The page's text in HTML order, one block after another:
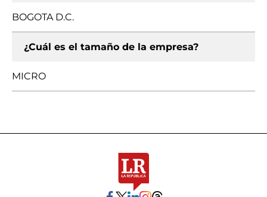
BOGOTA D.C.
¿Cuál es el tamaño de la empresa?
MICRO